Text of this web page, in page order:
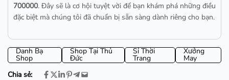
700000. Đây sẽ là cơ hội tuyệt vời để bạn khám phá những điều
đặc biệt mà chúng tôi đã chuẩn bị sẵn sàng dành riêng cho bạn.
Danh Bạ
Shop
Shop Tại Thủ
Đức
Sỉ Thời
Trang
Xưởng
May
Chia sẻ: